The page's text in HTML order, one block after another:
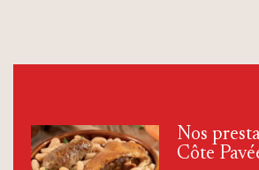
Nos
Côte